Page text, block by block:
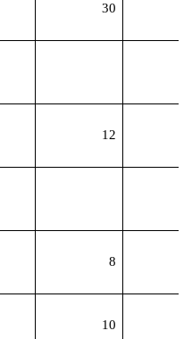
30
12
8
10